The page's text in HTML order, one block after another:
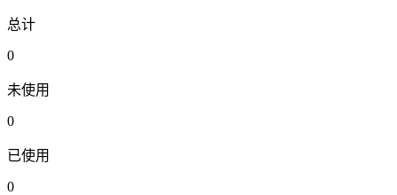
总计
0
未使用
0
已使用
0